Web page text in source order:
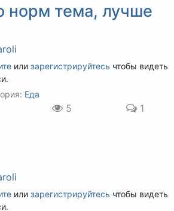
норм тема, лучше
или зарегистрируйтесь чтобы видеть
Еда
5 1
или зарегистрируйтесь чтобы видеть